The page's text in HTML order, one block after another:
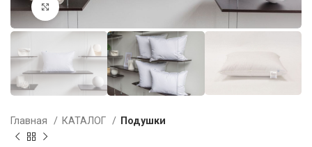
Увеличить
Главная КАТАЛОГ Подушки